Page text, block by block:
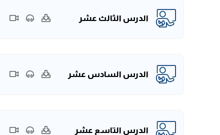
الدرس الثالث عشر
الدرس السادس عشر
الدرس التاسع عشر